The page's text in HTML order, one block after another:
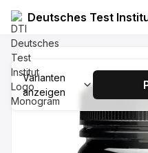
Deutsches Test
UMF 15+ MGO
NEW ZEALAND
Lebensmittel
NEW ZEALAND
UMF 15+ MGO
Varianten
anzeigen